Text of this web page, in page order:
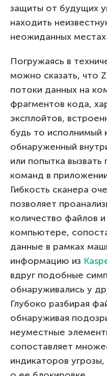
защиты от будущих
находить
неожиданных
Погружаясь в
можно сказать, что
потоки данных на
фрагментов кода,
эксплойтов,
будь то исполнимый
обнаруженный
или попытка
команд в
Гибкость сканера
позволяет
количество файлов
компьютере,
данные в рамках
информацию из
вдруг подобные
обнаруживались у
Глубоко разбирая
обнаруживая
неуместные
сопоставляет
индикаторов